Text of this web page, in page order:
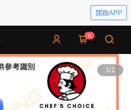
開啟APP
0
1/1